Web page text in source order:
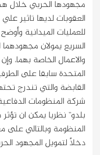
مجهودها الحربي خلال
العقوبات لديها تاثير
للعمليات الميدانية
السريع يمولان مجهودهما
والاعمال الخاصة بهما،
المتحدة سابقا على
القابضة والتي تندرج
شركة المنظومات
بلدو” نظريا يمكن ان
المنظومة وبالتالي
دخلاً لتمويل المجهود